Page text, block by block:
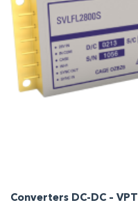
Converters DC-DC – VPT